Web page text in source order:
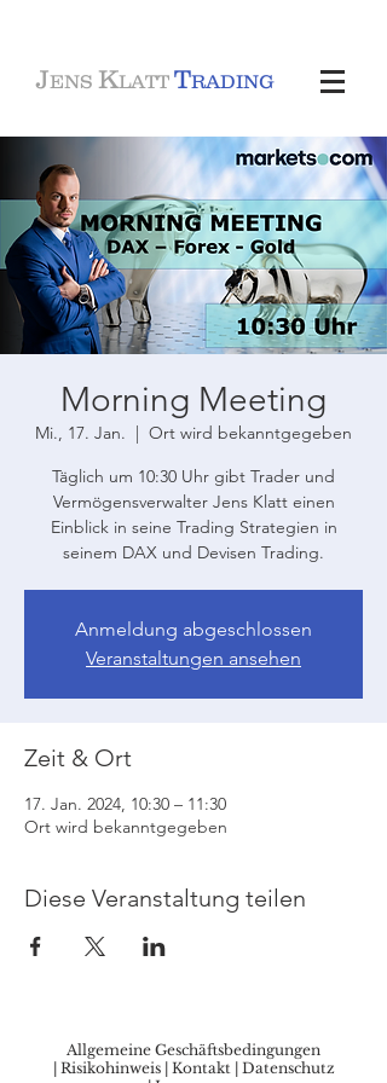
JENS KLATT TRADING
Morning Meeting
Mi., 17. Jan.
  |
Ort wird bekanntgegeben
Täglich um 10:30 Uhr gibt Trader und
Vermögensverwalter Jens Klatt einen
Einblick in seine Trading Strategien in
seinem DAX und Devisen Trading.
Anmeldung abgeschlossen
Veranstaltungen ansehen
Zeit & Ort
17. Jan. 2024, 10:30 – 11:30
Ort wird bekanntgegeben
Diese Veranstaltung teilen
Allgemeine Geschäftsbedingungen
| Risikohinweis| Kontakt | Datenschutz